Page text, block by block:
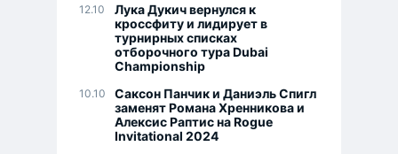
12.10
Лука Дукич вернулся к
кроссфиту и лидирует в
турнирных списках
отборочного тура Dubai
Championship
10.10
Саксон Панчик и Даниэль Спигл
заменят Романа Хренникова и
Алексис Раптис на Rogue
Invitational 2024